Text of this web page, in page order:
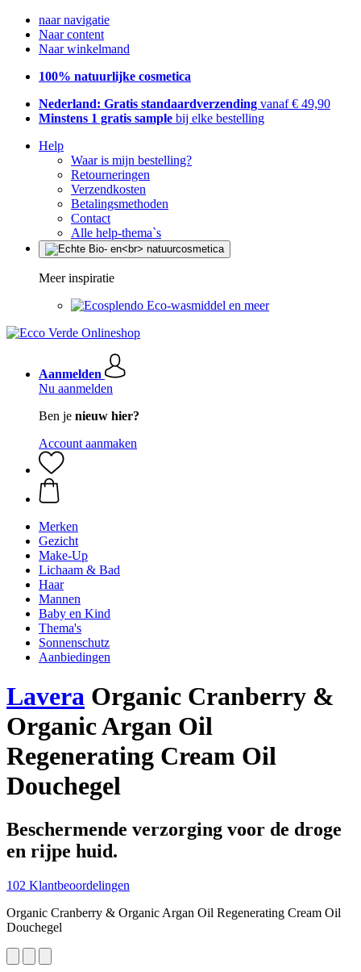
naar navigatie
Naar content
Naar winkelmand
100% natuurlijke cosmetica
Nederland: Gratis standaardverzending vanaf € 49,90
Minstens 1 gratis sample bij elke bestelling
Help
Waar is mijn bestelling?
Retourneringen
Verzendkosten
Betalingsmethoden
Contact
Alle help-thema`s
Meer inspiratie
Eco-wasmiddel en meer
Aanmelden
Nu aanmelden
Ben je nieuw hier?
Account aanmaken
Merken
Gezicht
Make-Up
Lichaam & Bad
Haar
Mannen
Baby en Kind
Thema's
Sonnenschutz
Aanbiedingen
Lavera Organic Cranberry &
Organic Argan Oil
Regenerating Cream Oil
Douchegel
Beschermende verzorging voor de droge
en rijpe huid.
102 Klantbeoordelingen
Organic Cranberry & Organic Argan Oil Regenerating Cream Oil
Douchegel